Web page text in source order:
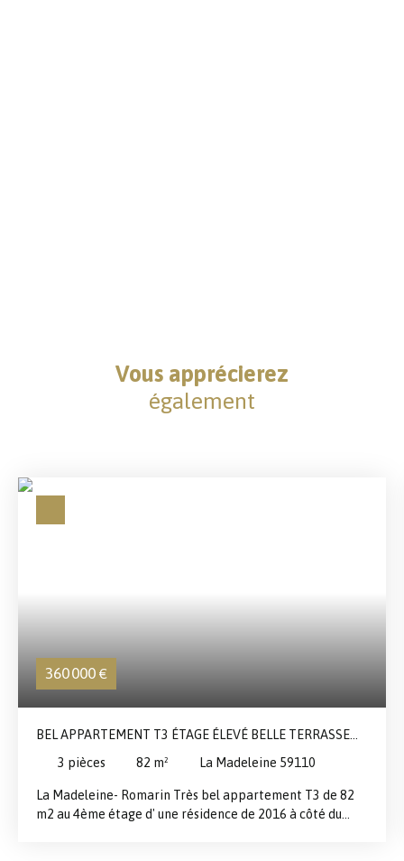
Vous apprécierez
également
360 000 €
BEL APPARTEMENT T3 ÉTAGE ÉLEVÉ BELLE TERRASSE
BIEN EXPOSÉE
3 pièces 82 m² La Madeleine 59110
La Madeleine- Romarin Très bel appartement T3 de 82
m2 au 4ème étage d' une résidence de 2016 à côté du